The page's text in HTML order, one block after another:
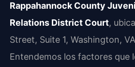
Rappahannock County
Relations District Court,
Street, Suite 1, Washington,
Entendemos los factores que